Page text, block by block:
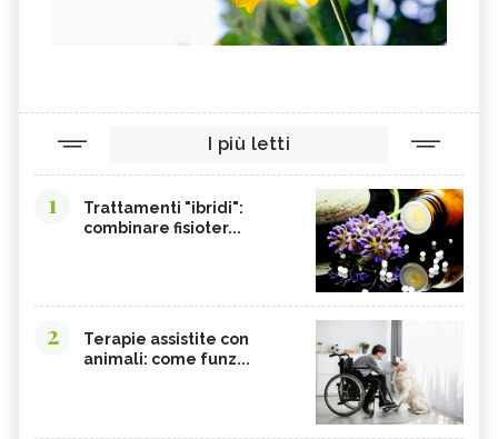
I più letti
1
Trattamenti "ibridi":
combinare fisioter...
2
Terapie assistite con
animali: come funz...